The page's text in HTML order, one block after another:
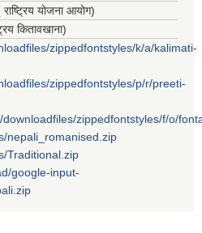
राष्ट्रिय योजना आयोग)
कितावखाना)
zippedfontstyles/k/a/kalimati-
zippedfontstyles/p/r/preeti-
zippedfontstyles/f/o/
nepali_romanised.zip
Traditional.zip
google-input-